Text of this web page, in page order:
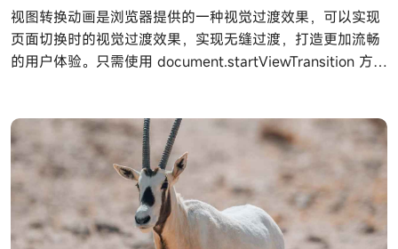
视图转换动画是浏览器提供的一种视觉过渡效果，可以实现
页面切换时的视觉过渡效果，实现无缝过渡，打造更加流畅
的用户体验。只需使用 document.startViewTransition 方法